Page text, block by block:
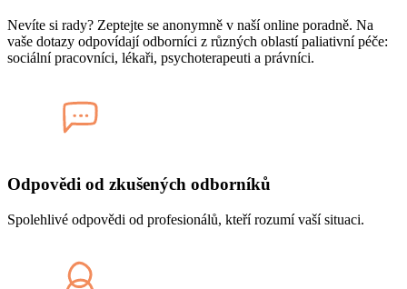
Nevíte si rady? Zeptejte se anonymně v naší online poradně. Na
vaše dotazy odpovídají odborníci z různých oblastí paliativní péče:
sociální pracovníci, lékaři, psychoterapeuti a právníci.
Odpovědi od zkušených odborníků
Spolehlivé odpovědi od profesionálů, kteří rozumí vaší situaci.